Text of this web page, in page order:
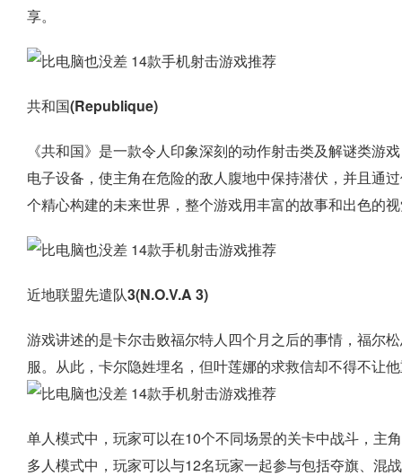
享。
共和国(Republique)
《共和国》是一款令人印象深刻的动作射击类及解谜类
电子设备，使主角在危险的敌人腹地中保持潜伏，并且通
个精心构建的未来世界，整个游戏用丰富的故事和出色的
近地联盟先遣队3(N.O.V.A 3)
游戏讲述的是卡尔击败福尔特人四个月之后的事情，福尔
服。从此，卡尔隐姓埋名，但叶莲娜的求救信却不得不让
单人模式中，玩家可以在10个不同场景的关卡中战斗，主
多人模式中，玩家可以与12名玩家一起参与包括夺旗、混